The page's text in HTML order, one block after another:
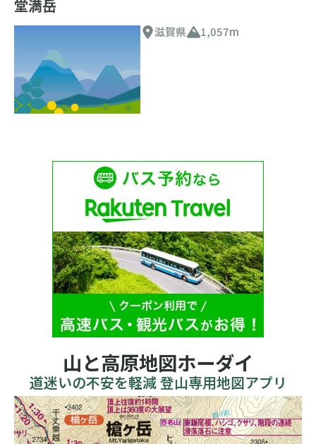
堂満岳
滋賀県 1,057m
山と高原地図ホーダイ
道迷いの不安を軽減 登山専用地図アプリ